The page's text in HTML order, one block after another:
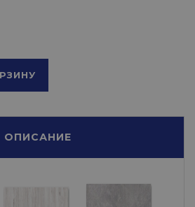
ОПИСАНИЕ